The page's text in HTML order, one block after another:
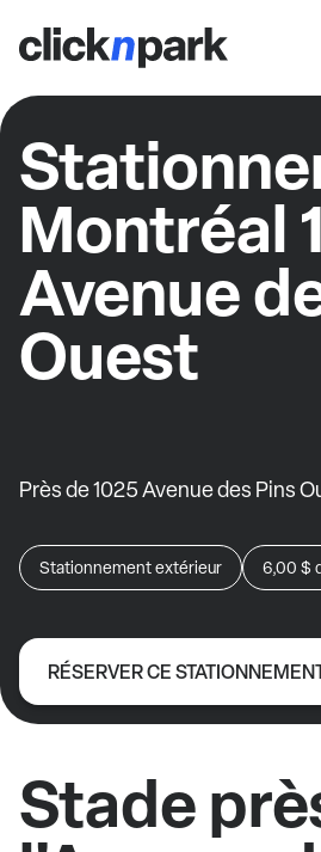
Montréal
Avenue
Ouest
Près de 1025 Avenue des Pins
Stationnement extérieur 6,00 $
RÉSERVER CE
Stade